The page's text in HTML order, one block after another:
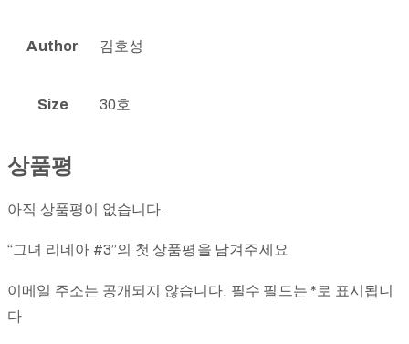
Author 김호성
Size 30호
상품평
아직 상품평이 없습니다.
“그녀 리네아 #3”의 첫 상품평을 남겨주세요
이메일 주소는 공개되지 않습니다. 필수 필드는 * 로 표시됩니
다